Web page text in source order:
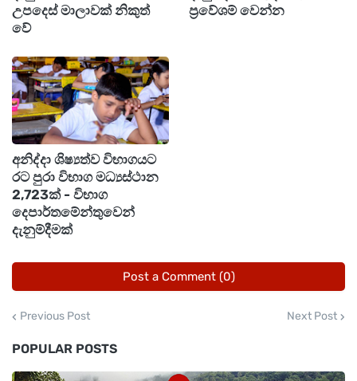
උපදෙස් මාලාවක් නිකුත්
වේ
ප්‍රවේශම් වෙන්න
අනිද්දා ශිෂ්‍යත්ව විභාගයට
රට පුරා විභාග මධ්‍යස්ථාන
2,723ක් - විභාග
දෙපාර්තමේන්තුවෙන්
දැනුම්දීමක්
Post a Comment (0)
Previous Post Next Post
POPULAR POSTS